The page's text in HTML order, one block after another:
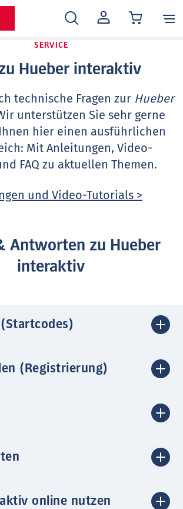
MEIN
KONTO
SERVICE
Hueber interaktiv
technische Fragen zur Hueber
unterstützen Sie sehr gerne
hier einen ausführlichen
Mit Anleitungen, Video-
FAQ zu aktuellen Themen.
und Video-Tutorials >
Antworten zu Hueber
interaktiv
(Registrierung)
online nutzen